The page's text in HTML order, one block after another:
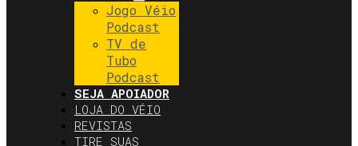
Jogo Véio
Podcast
TV de
Tubo
Podcast
SEJA APOIADOR
LOJA DO VÉIO
REVISTAS
TIRE SUAS